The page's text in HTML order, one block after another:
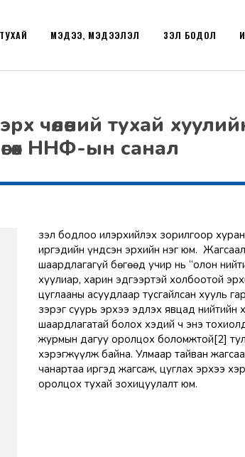
МЭДЭЭ, МЭДЭЭЛЭЛ ҮЗЭЛ БОДОЛ
чөлөөний тухай
ННФ-ын санал
Үзэл бодлоо илэрхийлэх зорилгоор
иргэдийн үндсэн эрхийн нэг юм.
шаардлагагүй бөгөөд учир нь “олон
хуулиар, харин эдгээртэй холбоотой
цуглааны асуудлаар тусгайлсан хууль
зэрэг суурь эрхээ эдлэх явцад
шаардлагатай болох хэдий ч энэ
журмын дагуу оролцох боломжтой[2] тул
хэрэгжүүлж байна. Улмаар тайван
чанартаа иргэд жагсаж, цуглах эрхээ
оролцох тухай зохицуулалт юм.